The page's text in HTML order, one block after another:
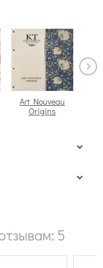
Art Nouveau
Origins
5